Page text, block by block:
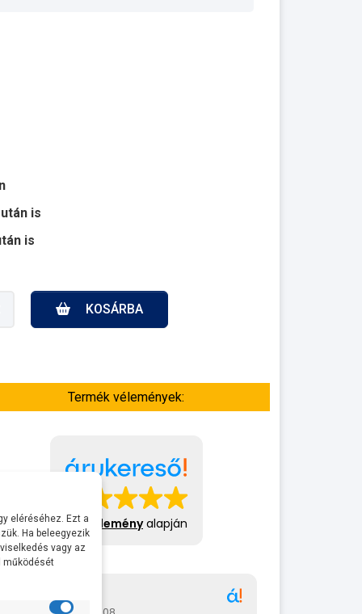
is
is
KOSÁRBA
Termék vélemények:
413 véleményalapján
Gábor
eléréséhez. Ezt a
Ha beleegyezik
vagy az
működését